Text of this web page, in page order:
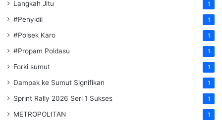
Langkah Jitu 1
#Penyidil 1
#Polsek Karo 1
#Propam Poldasu 1
Forki sumut 1
Dampak ke Sumut Signifikan 1
Sprint Rally 2026 Seri 1 Sukses 1
METROPOLITAN 1